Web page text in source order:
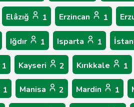
Elâzığ 1 Erzincan 1
Iğdır 1 Isparta 1
1 Kayseri 2 Kırıkkale 1
1 Manisa 2 Mardin 1